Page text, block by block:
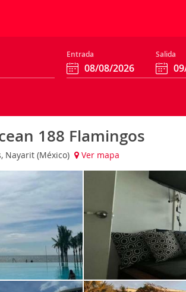
Entrada Salida
188 Flamingos
Nayarit (México) Ver mapa